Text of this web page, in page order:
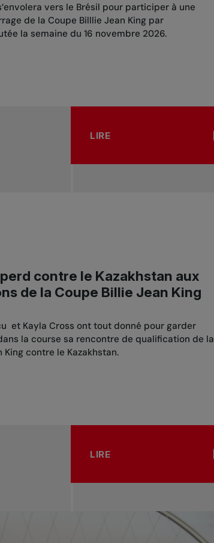
vers le Brésil pour participer à une
de la Coupe Billlie Jean King par
la semaine du 16 novembre 2026.
LIRE
contre le Kazakhstan aux
de la Coupe Billie Jean King
et Kayla Cross ont tout donné pour garder
la course sa rencontre de qualification de la
King contre le Kazakhstan.
LIRE